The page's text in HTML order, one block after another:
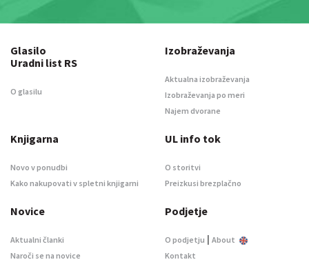
Glasilo
Uradni list RS
O glasilu
Izobraževanja
Aktualna izobraževanja
Izobraževanja po meri
Najem dvorane
Knjigarna
Novo v ponudbi
Kako nakupovati v spletni knjigarni
UL info tok
O storitvi
Preizkusi brezplačno
Novice
Aktualni članki
Naroči se na novice
Podjetje
O podjetju | About
Kontakt